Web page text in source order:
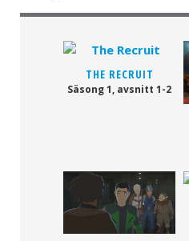
THE RECRUIT
Säsong 1, avsnitt 1-2